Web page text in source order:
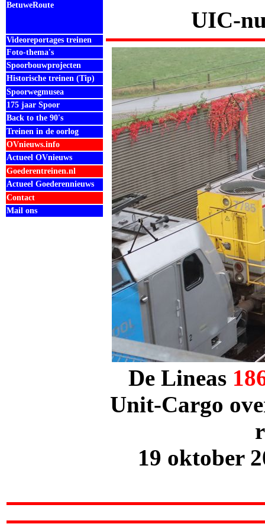
UIC-
BetuweRoute
Videoreportages treinen
Foto-thema's
Spoorbouwprojecten
Historische treinen (Tip)
Spoorwegmusea
175 jaar Spoor
Back to the 90's
Treinen in de oorlog
OVnieuws.info
Actueel OVnieuws
Goederentreinen.nl
Actueel Goederennieuws
Contact
Mail ons
De Lineas
Unit-Cargo
19 oktober